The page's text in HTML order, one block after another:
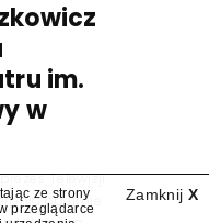
im.
w
Telewizji
obejmie
Zamknij X
ze strony
przeglądarce